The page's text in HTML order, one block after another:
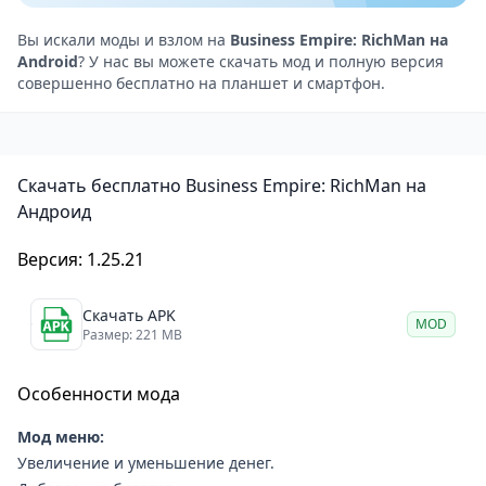
игроков в гонке за богатством.
Персонализация: настройте свою компанию,
выбирая логотипы, названия и уникальный стиль.
Экономика и стратегия
между рисками и стабильностью. Вы можете
выбрать агрессивный путь быстрого роста или
сосредоточиться на долгосрочной стабильности.
Игра выполнена в минималистичном стиле,
который не отвлекает от анализа и принятия
создать атмосферу серьёзного бизнеса, а
интерфейс прост и интуитивно понятен.
Кому подойдёт игра Business Empire: RichMan?
Вы искали моды и взлом на Business Empire: RichMan на
Android? У нас вы можете скачать мод и полную версия
совершенно бесплатно на планшет и смартфон.
Скачать бесплатно Business Empire: RichMan на
Андроид
Версия: 1.25.21
Скачать APK
Размер: 221 MB
MOD
Особенности мода
Мод меню:
Увеличение и уменьшение денег.